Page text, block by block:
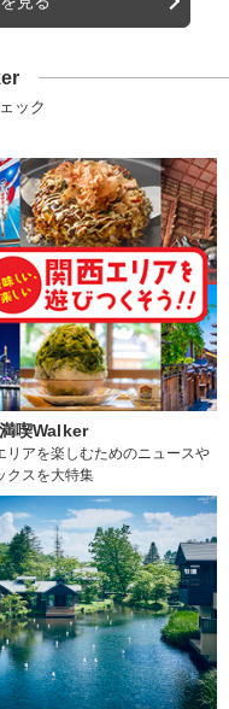
ック
喫Walker
リアを楽しむためのニュースや
クスを大特集